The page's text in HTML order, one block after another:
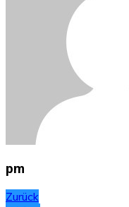
pm
Zurück